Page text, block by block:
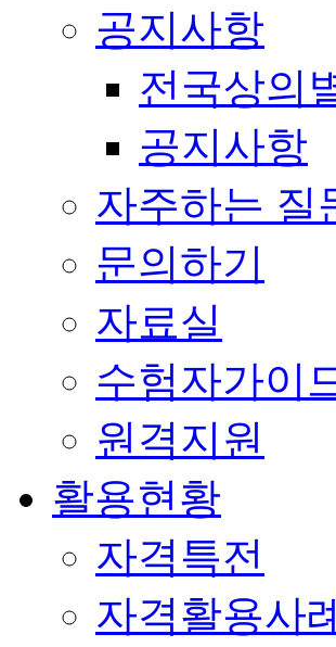
공지사항
전국상의
공지사항
자주하는 질
문의하기
자료실
수험자가이
원격지원
활용현황
자격특전
자격활용사